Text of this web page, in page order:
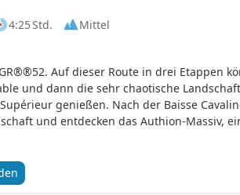
4:25 Std.
Mittel
Auf dieser Route in drei Etappen
und dann die sehr chaotische
genießen. Nach der Baisse
und entdecken das Authion-Massiv,